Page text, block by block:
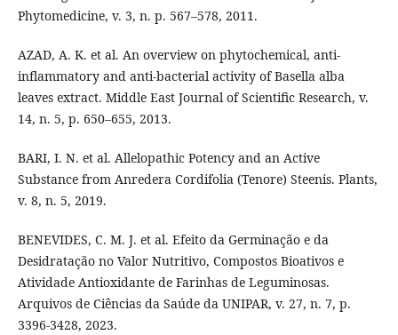
Phytomedicine, v. 3, n. p. 567–578, 2011.
AZAD, A. K. et al. An overview on phytochemical, anti-
inflammatory and anti-bacterial activity of Basella alba
leaves extract. Middle East Journal of Scientific Research, v.
14, n. 5, p. 650–655, 2013.
BARI, I. N. et al. Allelopathic Potency and an Active
Substance from Anredera Cordifolia (Tenore) Steenis. Plants,
v. 8, n. 5, 2019.
BENEVIDES, C. M. J. et al. Efeito da Germinação e da
Desidratação no Valor Nutritivo, Compostos Bioativos e
Atividade Antioxidante de Farinhas de Leguminosas.
Arquivos de Ciências da Saúde da UNIPAR, v. 27, n. 7, p.
3396-3428, 2023.